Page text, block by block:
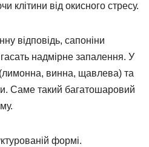
клітини від окисного стресу.
відповідь, сапоніни
надмірне запалення. У
(лимонна, винна, щавлева) та
Саме такий багатошаровий
формі.